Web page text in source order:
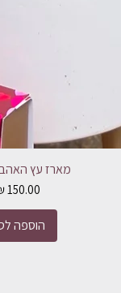
מארז עץ
מחיר
הוספה